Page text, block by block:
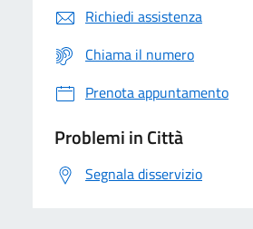
Richiedi assistenza
Chiama il numero
Prenota appuntamento
Problemi in Città
Segnala disservizio